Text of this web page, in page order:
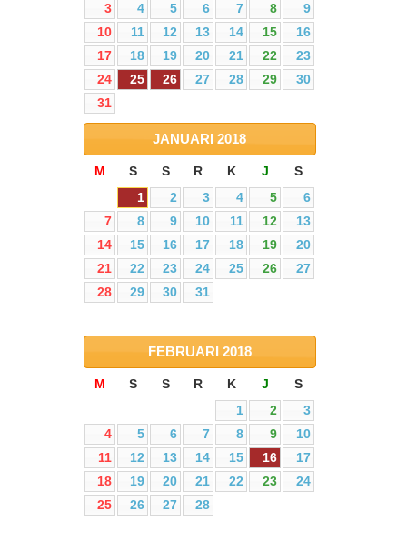
3
4 5 6 7 8
9
10
11 12 13 14 15
16
17
18 19 20 21 22
23
24
25 26 27 28 29
30
31
JANUARI 2018
M S S R K J
S
1
2 3 4 5
6
7
8 9 10 11 12
13
14
15 16 17 18 19
20
21
22 23 24 25 26
27
28
29 30 31
FEBRUARI 2018
M S S R K J
S
1
2
3
4
5 6 7 8 9
10
11
12 13 14 15 16
17
18
19 20 21 22 23
24
25
26 27 28